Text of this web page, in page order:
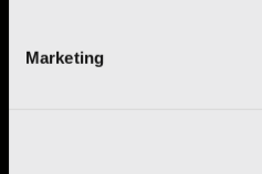
Marketing
TRATTO: la collezione